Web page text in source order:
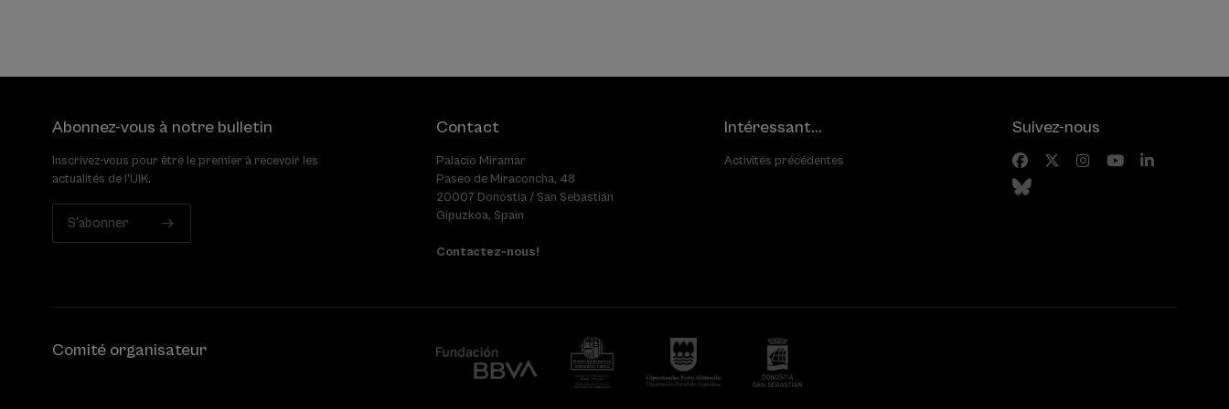
Abonnez-vous à notre bulletin
Inscrivez-vous pour être le premier à recevoir les
actualités de l'UIK.
S'abonner
Contact
Palacio Miramar
Paseo de Miraconcha, 48
20007 Donostia / San Sebastián
Gipuzkoa, Spain
Contactez-nous!
Intéressant...
Activités précédentes
Suivez-nous
Comité organisateur